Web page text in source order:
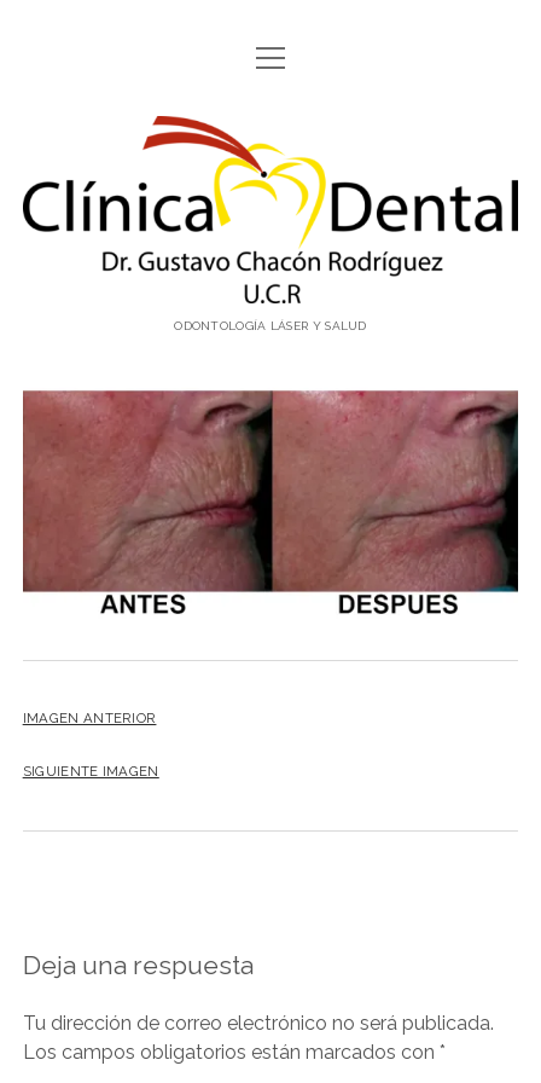
ODONTOLOGÍA CON LÁSER
LÁSER FOTONA ®
CONTACTO
facebook
email
form
abrir
menú
Clínica
Dental
Gustavo
Chacón
Costa
Rica
ODONTOLOGÍA LÁSER Y SALUD
IMAGEN ANTERIOR
SIGUIENTE IMAGEN
Deja una respuesta
Tu dirección de correo electrónico no será publicada.
Los campos obligatorios están marcados con *